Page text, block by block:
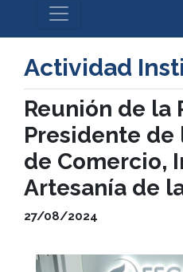
Actividad
Reunión de la
Presidente de
de Comercio,
Artesanía de
27/08/2024